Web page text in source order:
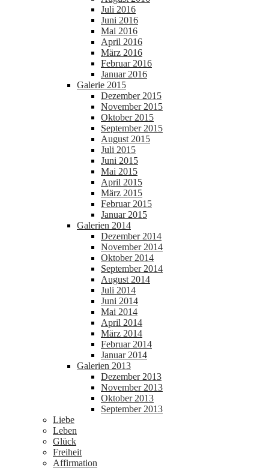
Juli 2016
Juni 2016
Mai 2016
April 2016
März 2016
Februar 2016
Januar 2016
Galerie 2015
Dezember 2015
November 2015
Oktober 2015
September 2015
August 2015
Juli 2015
Juni 2015
Mai 2015
April 2015
März 2015
Februar 2015
Januar 2015
Galerien 2014
Dezember 2014
November 2014
Oktober 2014
September 2014
August 2014
Juli 2014
Juni 2014
Mai 2014
April 2014
März 2014
Februar 2014
Januar 2014
Galerien 2013
Dezember 2013
November 2013
Oktober 2013
September 2013
Liebe
Leben
Glück
Freiheit
Affirmation